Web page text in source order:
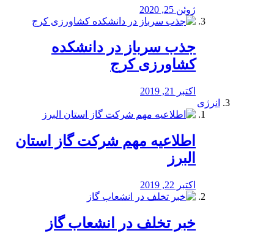
ژوئن 25, 2020
جذب سرباز در دانشکده
کشاورزی کرج
اکتبر 21, 2019
انرژی
️اطلاعیه مهم شرکت گاز استان
البرز
اکتبر 22, 2019
خبر تخلف در انشعاب گاز